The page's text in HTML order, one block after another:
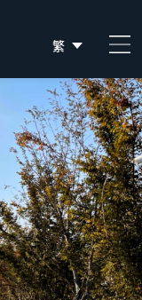
繁
简
EN